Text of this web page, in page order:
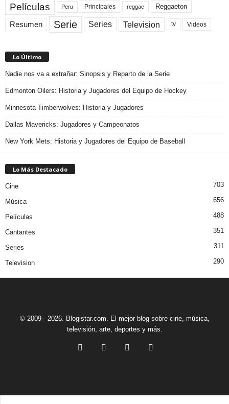
Películas Peru Principales reggae Reggaeton
Resumen Serie Series Television tv Videos
Lo Último
Nadie nos va a extrañar: Sinopsis y Reparto de la Serie
Edmonton Oilers: Historia y Jugadores del Equipo de Hockey
Minnesota Timberwolves: Historia y Jugadores
Dallas Mavericks: Jugadores y Campeonatos
New York Mets: Historia y Jugadores del Equipo de Baseball
Lo Más Destacado
Cine 703
Música 656
Películas 488
Cantantes 351
Series 311
Television 290
© 2009 - 2026. Blogistar.com. El mejor blog sobre cine, música,
televisión, arte, deportes y más.